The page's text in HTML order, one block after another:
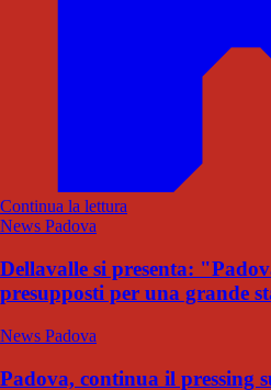
Continua la lettura
News Padova
Dellavalle si presenta:
presupposti per una grande
News Padova
Padova, continua il pressing